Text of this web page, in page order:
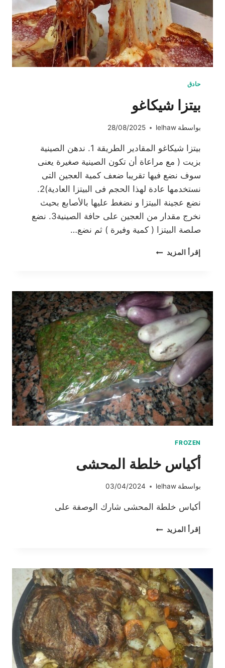
حادق
بيتزا شيكاغو
بواسطة lelhaw
28/08/2025
بيتزا شيكاغو المقادير الطريقة 1. ندهن الصينية
بزيت ( مع مراعاة أن تكون الصينية صغيرة يعنى
سوف نضع فيها تقريبا ضعف كمية العجين التى
نستخدمها عادة لهذا الحجم فى البيتزا العادية)2.
نضع عجينة البيتزا و نضغط عليها باﻷصابع بحيث
نخرج مقدار من العجين على حافة الصينية3. نضع
صلصة البيتزا ( كمية وفيرة ) ثم نضع…
إقرأ المزيد بيتزا
FROZEN
أكياس خلطة المحشى
بواسطة lelhaw
03/04/2024
أكياس خلطة المحشى شارك الوصفة على
إقرأ المزيد أكياس